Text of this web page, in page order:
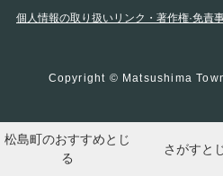
松島町のおすすめとじ
る
さがすと
個人情報の取り扱いリンク・著作権·免責
Copyright © Matsushima